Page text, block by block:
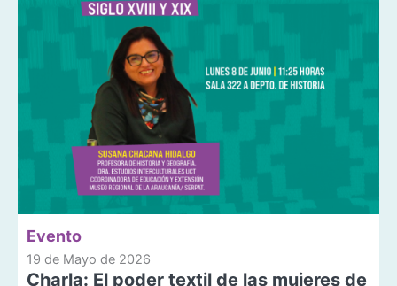
Evento
19 de Mayo de 2026
Charla: El poder textil de las mujeres de